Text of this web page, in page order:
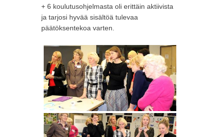
+ 6 koulutusohjelmasta oli erittäin aktiivista
ja tarjosi hyvää sisältöä tulevaa
päätöksentekoa varten.